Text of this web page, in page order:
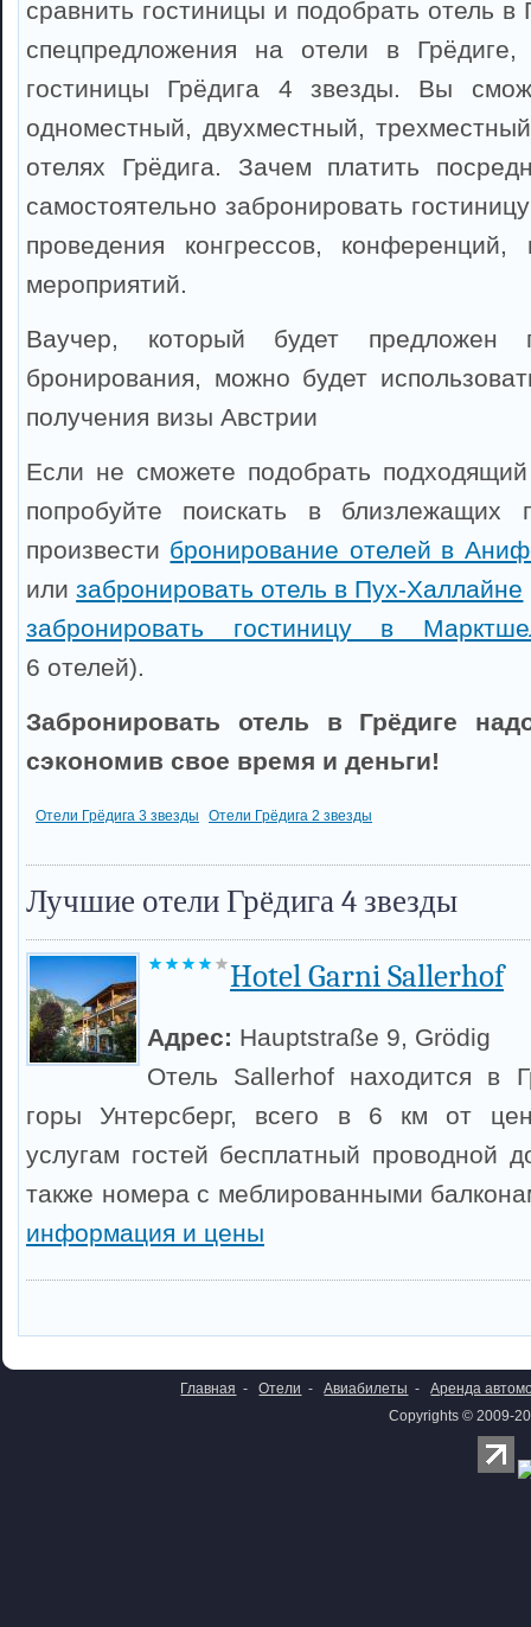
сравнить гостиницы и подобрать отель в
спецпредложения на отели в
гостиницы Грёдига 4 звезды. Вы
одноместный, двухместный,
отелях Грёдига. Зачем платить
самостоятельно забронировать
проведения конгрессов, конференций,
мероприятий.
Ваучер, который будет предложен
бронирования, можно будет
получения визы Австрии
Если не сможете подобрать
попробуйте поискать в близлежащих
произвести бронирование отелей в
илизабронировать отель в Пух-Халлайне
забронировать гостиницу в
6 отелей).
Забронировать отель в Грёдиге
сэкономив свое время и деньги!
Отели Грёдига 3 звезды Отели Грёдига 2 звезды
Лучшие отели Грёдига 4 звезды
Hotel Garni Sallerhof
Адрес: Hauptstraße 9, Grödig
Отель Sallerhof находится в
горы Унтерсберг, всего в 6 км от
услугам гостей бесплатный проводной
также номера с меблированными
информация и цены
Главная - Отели - Авиабилеты -
Аренда
Copyrights © 2009-